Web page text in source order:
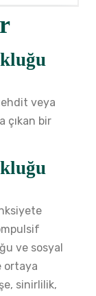
veya
çıkan bir
ve sosyal
ortaya
sinirlilik,